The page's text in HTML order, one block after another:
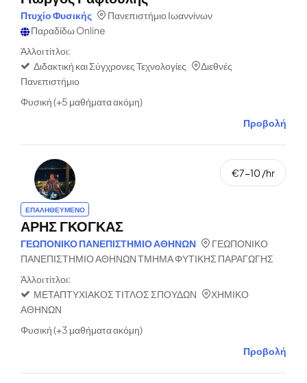
Πτυχίο Φυσικής
Πανεπιστήμιο Ιωαννίνων
Παραδίδω Online
Άλλοι τίτλοι:
Διδακτική και Σύγχρονες Τεχνολογίες
Διεθνές
Πανεπιστήμιο
Φυσική (+5 μαθήματα ακόμη)
Προβολή
ΕΠΑΛΗΘΕΥΜΕΝΟ
ΑΡΗΣ ΓΚΟΓΚΑΣ
ΓΕΩΠΟΝΙΚΟ ΠΑΝΕΠΙΣΤΗΜΙΟ ΑΘΗΝΩΝ
ΓΕΩΠΟΝΙΚΟ
ΠΑΝΕΠΙΣΤΗΜΙΟ ΑΘΗΝΩΝ ΤΜΗΜΑ ΦΥΤΙΚΗΣ ΠΑΡΑΓΩΓΗΣ
Άλλοι τίτλοι:
ΜΕΤΑΠΤΥΧΙΑΚΟΣ ΤΙΤΛΟΣ ΣΠΟΥΔΩΝ
ΧΗΜΙΚΟ
ΑΘΗΝΩΝ
Φυσική (+3 μαθήματα ακόμη)
Προβολή
€7-10 /hr